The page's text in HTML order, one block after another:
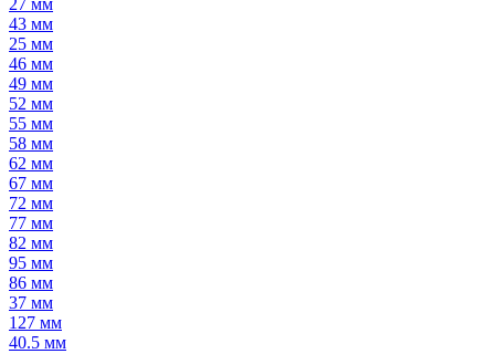
27 мм
43 мм
25 мм
46 мм
49 мм
52 мм
55 мм
58 мм
62 мм
67 мм
72 мм
77 мм
82 мм
95 мм
86 мм
37 мм
127 мм
40.5 мм